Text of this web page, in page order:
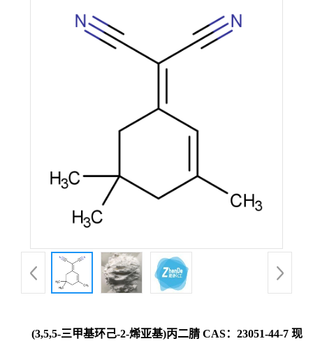
(3,5,5-三甲基环己-2-烯亚基)丙二腈 CAS：23051-44-7 现